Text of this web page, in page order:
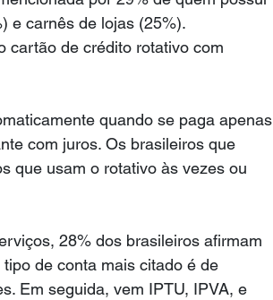
e carnês de lojas (25%).
cartão de crédito rotativo com
quando se paga apenas
com juros. Os brasileiros que
que usam o rotativo às vezes ou
28% dos brasileiros afirmam
de conta mais citado é de
Em seguida, vem IPTU, IPVA, e